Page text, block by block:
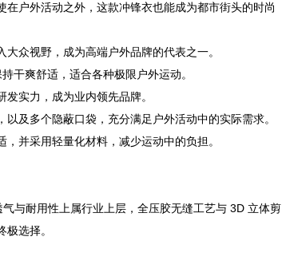
户外活动之外，这款冲锋衣也能成为都市街头的时尚
众视野，成为高端户外品牌的代表之一。
干爽舒适，适合各种极限户外运动。
实力，成为业内领先品牌。
及多个隐蔽口袋，充分满足户外活动中的实际需求。
并采用轻量化材料，减少运动中的负担。
与耐用性上属行业上层，全压胶无缝工艺与 3D 立体剪
选择。